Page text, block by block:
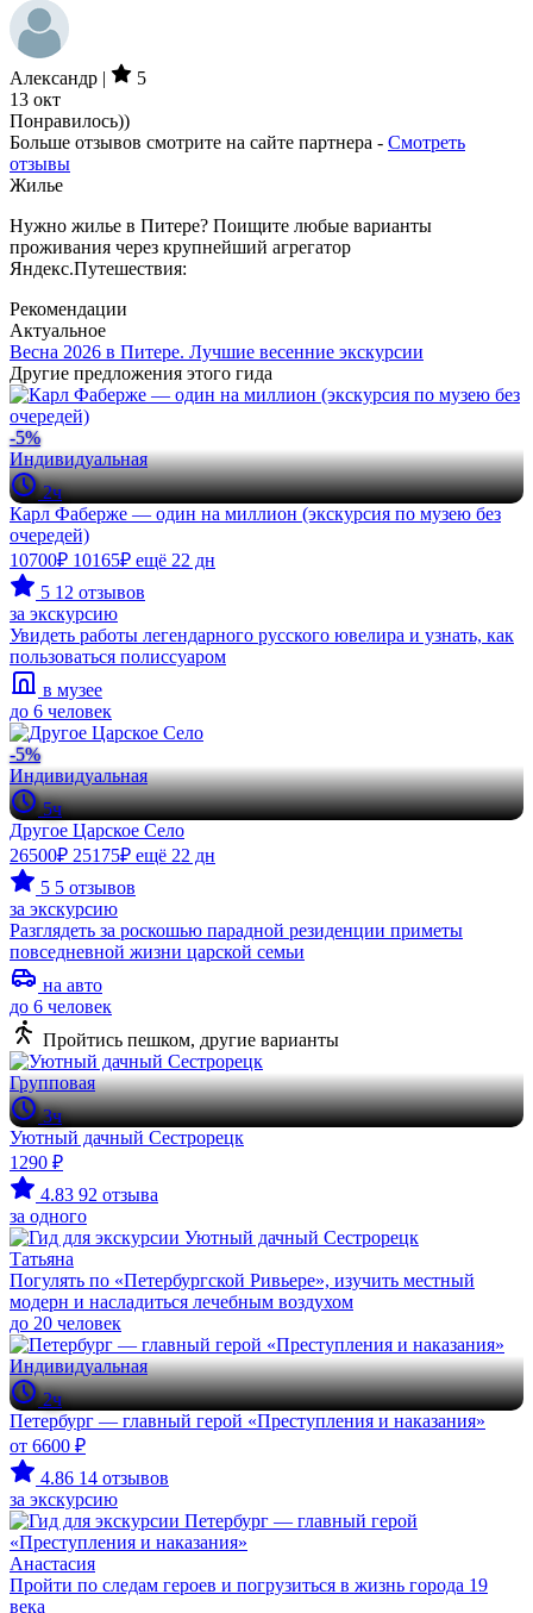
Александр |
5
13 окт
Понравилось))
Больше отзывов смотрите на сайте партнера - Смотреть
отзывы
Жилье
Нужно жилье в Питере? Поищите любые варианты
проживания через крупнейший агрегатор
Яндекс.Путешествия:
Рекомендации
Актуальное
Весна 2026 в Питере. Лучшие весенние экскурсии
Другие предложения этого гида
-5%
Индивидуальная
2ч
Карл Фаберже — один на миллион (экскурсия по музею без
очередей)
10700₽ 10165₽ ещё 22 дн
5 12 отзывов
за экскурсию
Увидеть работы легендарного русского ювелира и узнать, как
пользоваться полиссуаром
в музее
до 6 человек
-5%
Индивидуальная
5ч
Другое Царское Село
26500₽ 25175₽ ещё 22 дн
5 5 отзывов
за экскурсию
Разглядеть за роскошью парадной резиденции приметы
повседневной жизни царской семьи
на авто
до 6 человек
Пройтись пешком, другие варианты
Групповая
3ч
Уютный дачный Сестрорецк
1290 ₽
4.83 92 отзыва
за одного
Татьяна
Погулять по «Петербургской Ривьере», изучить местный
модерн и насладиться лечебным воздухом
до 20 человек
Индивидуальная
2ч
Петербург — главный герой «Преступления и наказания»
от 6600 ₽
4.86 14 отзывов
за экскурсию
Анастасия
Пройти по следам героев и погрузиться в жизнь города 19
века